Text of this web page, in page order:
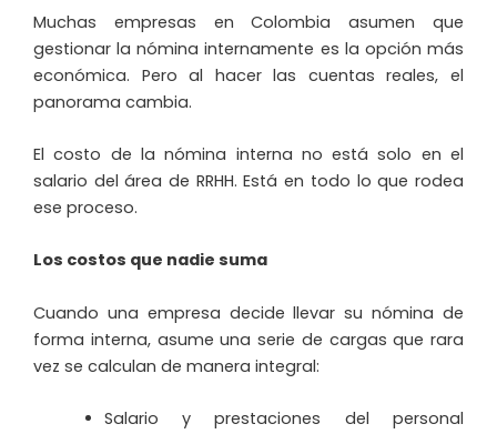
Muchas empresas en Colombia asumen que
gestionar la nómina internamente es la opción más
económica. Pero al hacer las cuentas reales, el
panorama cambia.
El costo de la nómina interna no está solo en el
salario del área de RRHH. Está en todo lo que rodea
ese proceso.
Los costos que nadie suma
Cuando una empresa decide llevar su nómina de
forma interna, asume una serie de cargas que rara
vez se calculan de manera integral:
Salario y prestaciones del personal